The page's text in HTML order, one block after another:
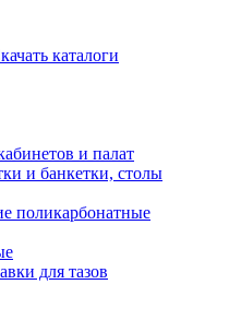
каталоги
и палат
и банкетки, столы
поликарбонатные
для тазов